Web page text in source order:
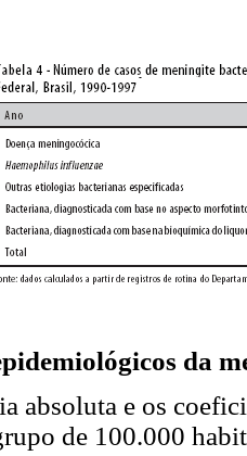
da
absoluta e os
de 100.000